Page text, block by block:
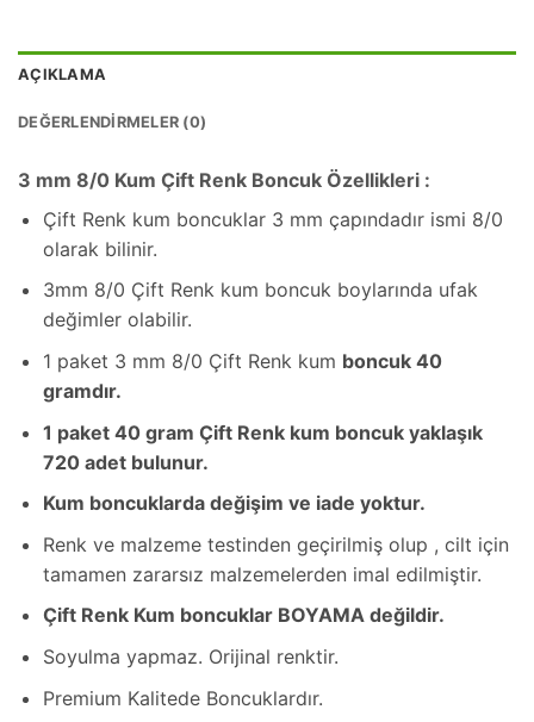
AÇIKLAMA
DEĞERLENDIRMELER (0)
3 mm 8/0 Kum Çift Renk Boncuk Özellikleri :
Çift Renk kum boncuklar 3 mm çapındadır ismi 8/0
olarak bilinir.
3mm 8/0 Çift Renk kum boncuk boylarında ufak
değimler olabilir.
1 paket 3 mm 8/0 Çift Renk kum boncuk 40
gramdır.
1 paket 40 gram Çift Renk kum boncuk yaklaşık
720 adet bulunur.
Kum boncuklarda değişim ve iade yoktur.
Renk ve malzeme testinden geçirilmiş olup , cilt için
tamamen zararsız malzemelerden imal edilmiştir.
Çift Renk Kum boncuklar BOYAMA değildir.
Soyulma yapmaz. Orijinal renktir.
Premium Kalitede Boncuklardır.